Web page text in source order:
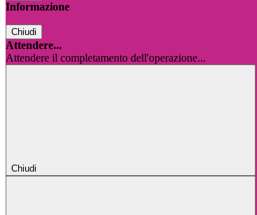
Informazione
Chiudi
Attendere...
Attendere il completamento dell'operazione...
Chiudi